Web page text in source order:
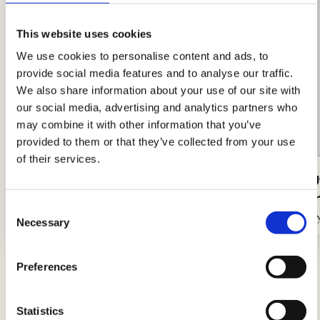
This website uses cookies
We use cookies to personalise content and ads, to
provide social media features and to analyse our traffic.
We also share information about your use of our site with
our social media, advertising and analytics partners who
may combine it with other information that you’ve
provided to them or that they’ve collected from your use
of their services.
Selection
Necessary
Preferences
Statistics
Lauch
Einfach
aus den
Mittel
Neuigkeiten, Einblicke und Tricks, um Könige